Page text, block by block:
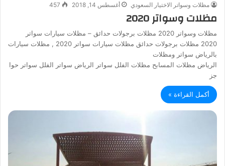
مظلات وسواتر الاختيار السعودي أغسطس 14, 2018 457
مظلات وسواتر 2020
مظلات وسواتر 2020 مظلات برجولات حدائق – مظلات سيارات سواتر
2020 مظلات برجولات حدائق مظلات سيارات سواتر 2020 , مظلات سيارات
بالرياض سواتر ومظلات
الرياض مظلات المسابح مظلات الفلل سواتر الرياض سواتر الفلل سواتر حوا
جز
أكمل القراءة »